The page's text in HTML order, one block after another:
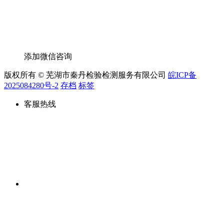
添加微信咨询
版权所有 © 芜湖市秦丹检验检测服务有限公司 皖ICP备
2025084280号-2 存档 标签
客服热线